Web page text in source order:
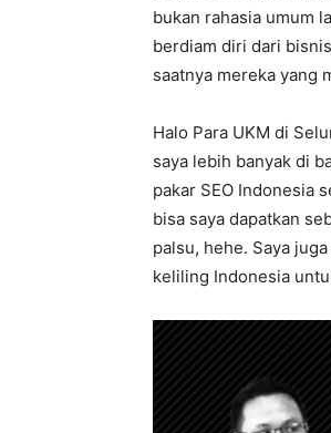
bukan rahasia umum
berdiam diri dari
saatnya mereka yang
Halo Para UKM di
saya lebih banyak di
pakar SEO Indonesia
bisa saya dapatkan
palsu, hehe. Saya
keliling Indonesia